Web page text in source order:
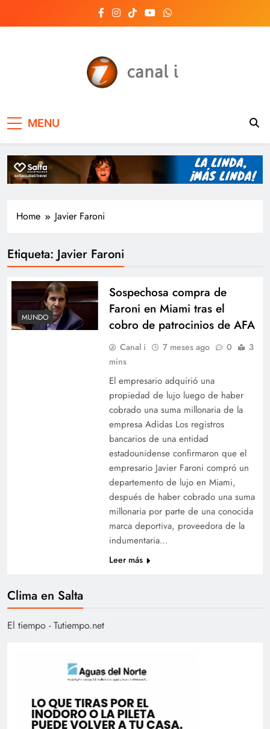
Salta, Argentina y el
mundo, las 24 horas
del día
MENU
Home Javier Faroni
Etiqueta: Javier Faroni
MUNDO
Sospechosa compra de
Faroni en Miami tras el
cobro de patrocinios de AFA
Canal i 7 meses ago 0
3
mins
El empresario adquirió una
propiedad de lujo luego de haber
cobrado una suma millonaria de la
empresa Adidas Los registros
bancarios de una entidad
estadounidense confirmaron que el
empresario Javier Faroni compró un
departemento de lujo en Miami,
después de haber cobrado una suma
millonaria por parte de una conocida
marca deportiva, proveedora de la
indumentaria…
Leer más
Clima en Salta
El tiempo - Tutiempo.net